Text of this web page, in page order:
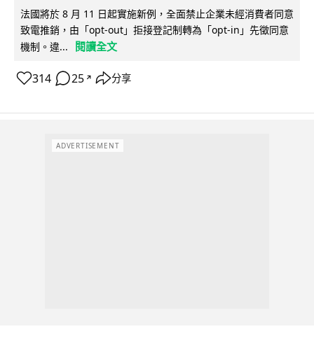
法國將於 8 月 11 日起實施新例，全面禁止企業未經消費者同意
致電推銷，由「opt-out」拒接登記制轉為「opt-in」先徵同意
機制。違...
閱讀全文
314 25 ↗ 分享
ADVERTISEMENT